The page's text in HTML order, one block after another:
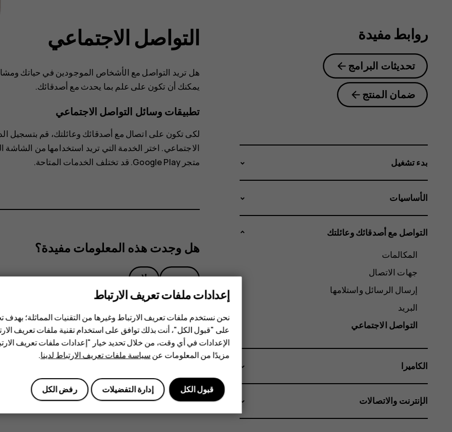
التواصل الاجتماعي
هل تريد التواصل مع الأشخاص الموجودين في حياتك
يمكنك أن تكون على علم بما يحدث مع أصدقائك.
تطبيقات وسائل التواصل الاجتماعي
لكى تكون على اتصال مع أصدقائك وعائلتك، قم بتسجيل
الاجتماعي. اختر الخدمة التي تريد استخدامها من
متجر Google Play
. قد تختلف الخدمات المتاحة.
هل وجدت هذه المعلومات مفيدة؟
نعم لا
روابط مفيدة
تحديثات البرامج
ضمان المنتج
بدء تشغيل
الأساسيات
التواصل مع أصدقائك وعائلتك
المكالمات
جهات الاتصال
إرسال الرسائل واستلامها
البريد
التواصل الاجتماعي
الكاميرا
الإنترنت والاتصالات
إعدادات ملفات تعريف الارتباط
نحن نستخدم ملفات تعريف الارتباط وغيرها من التقنيات المماثلة؛
على "قبول الكل"، أنت بذلك توافق على استخدام تقنية ملفات تعريف
الإعدادات في أي وقت، من خلال تحديد خيار "إعدادات ملفات تعريف
مزيدًا من المعلومات عنسياسة ملفات تعريف الارتباط لدينا.
رفض الكل إدارة التفضيلات قبول الكل